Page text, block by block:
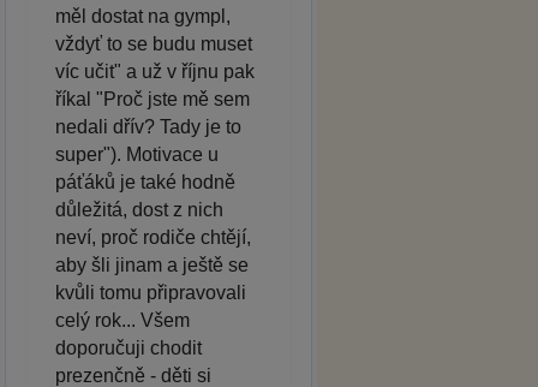
měl dostat na gympl,
vždyť to se budu muset
víc učit" a už v říjnu pak
říkal "Proč jste mě sem
nedali dřív? Tady je to
super"). Motivace u
páťáků je také hodně
důležitá, dost z nich
neví, proč rodiče chtějí,
aby šli jinam a ještě se
kvůli tomu připravovali
celý rok... Všem
doporučuji chodit
prezenčně - děti si